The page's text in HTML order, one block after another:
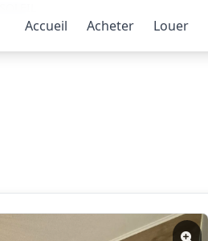
Accueil
Acheter Louer